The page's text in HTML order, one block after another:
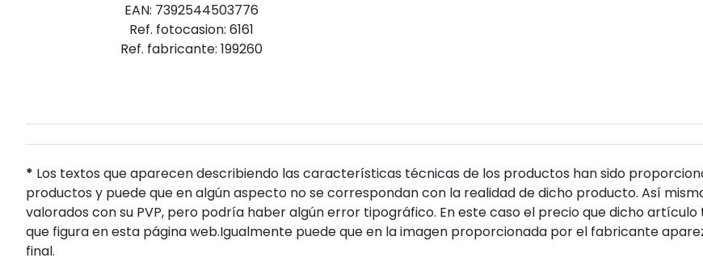
EAN: 7392544503776
Ref. fotocasion: 6161
Ref. fabricante: 199260
* Los textos que aparecen describiendo las características técnicas de los productos han sido
productos y puede que en algún aspecto no se correspondan con la realidad de dicho producto. Así
valorados con su PVP, pero podría haber algún error tipográfico. En este caso el precio que dicho
que figura en esta página web.Igualmente puede que en la imagen proporcionada por el fabricante
final.